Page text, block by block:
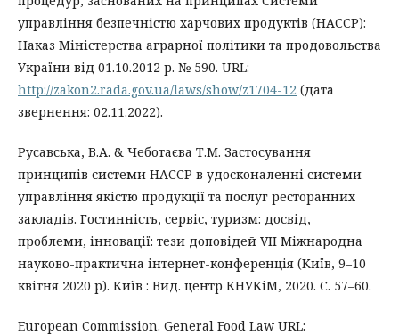
управління безпечністю харчових продуктів (НАССР):
Наказ Міністерства аграрної політики та продовольства
України від 01.10.2012 р. № 590. URL:
http://zakon2.rada.gov.ua/laws/show/z1704-12 (дата
звернення: 02.11.2022).
Русавська, В.А. & Чеботаєва Т.М. Застосування
принципів системи HACCP в удосконаленні системи
управління якістю продукції та послуг ресторанних
закладів. Гостинність, сервіс, туризм: досвід,
проблеми, інновації: тези доповідей VІІ Міжнародна
науково-практична інтернет-конференція (Київ, 9–10
квітня 2020 р). Київ : Вид. центр КНУКіМ, 2020. C. 57–60.
European Commission. General Food Law URL: